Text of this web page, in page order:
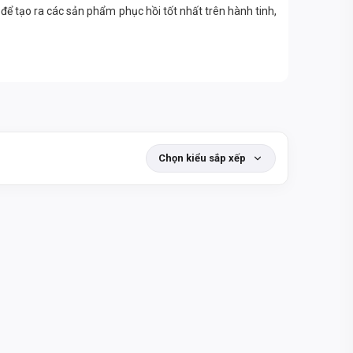
tạo ra các sản phẩm phục hồi tốt nhất trên hành tinh,
phần quan trọng trong mọi công thức XTEND. Mỗi
Chọn kiểu sắp xếp